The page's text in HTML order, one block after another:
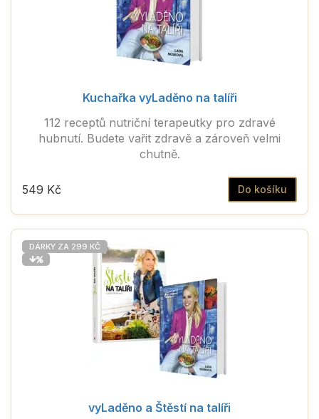
Kuchařka vyLaděno na talíři
112 receptů nutriční terapeutky pro zdravé
hubnutí. Budete vařit zdravě a zároveň velmi
chutně.
Do košíku
549 Kč
DÁRKY ZA 299 KČ
vyLaděno a Štěstí na talíři